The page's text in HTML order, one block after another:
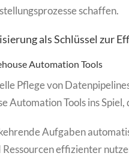
schaffen.
als Schlüssel zur
Automation Tools
Pflege von
Automation Tools ins Spiel,
Aufgaben
Ressourcen effizienter